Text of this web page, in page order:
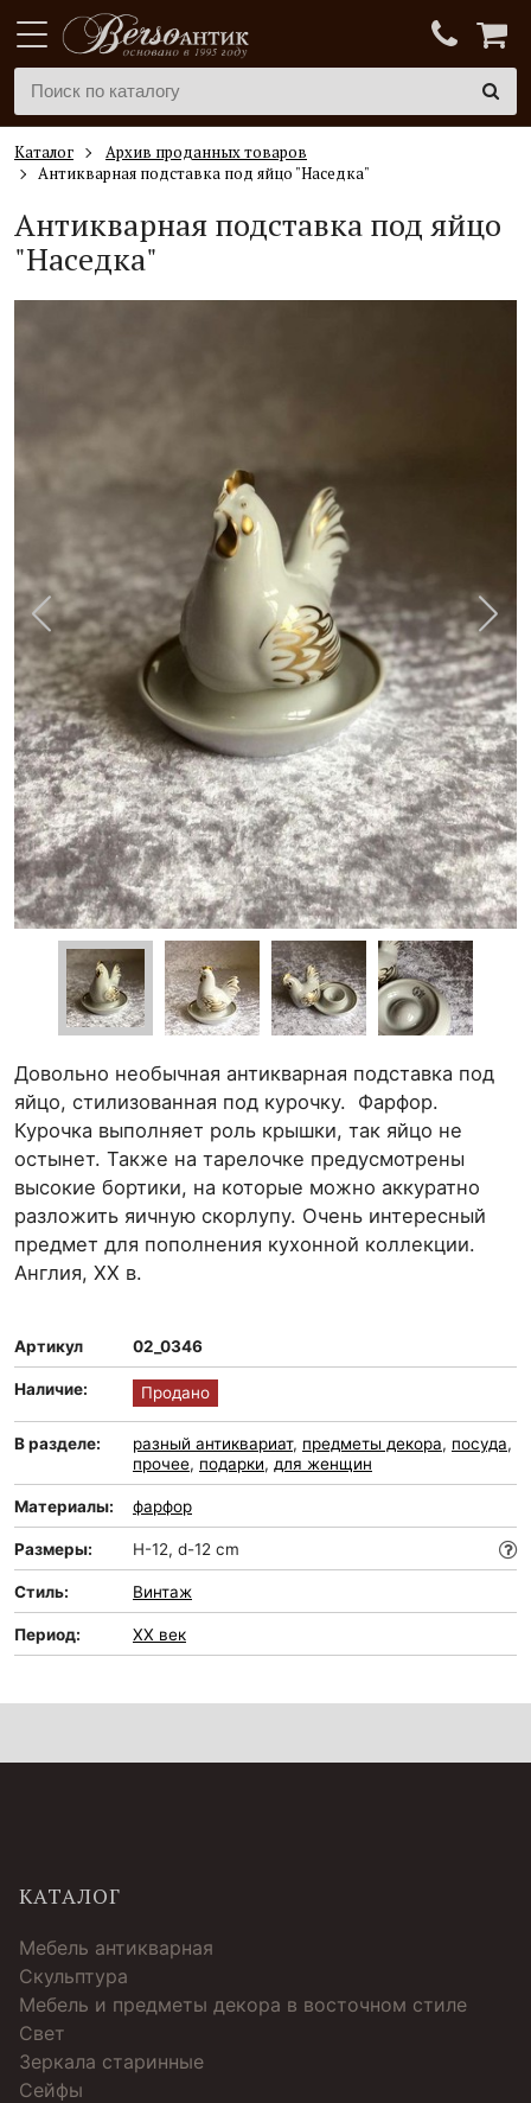
Каталог
Архив проданных товаров
Антикварная подставка под яйцо "Наседка"
Антикварная подставка под яйцо
"Наседка"
Довольно необычная антикварная подставка под
яйцо, стилизованная под курочку. Фарфор.
Курочка выполняет роль крышки, так яйцо не
остынет. Также на тарелочке предусмотрены
высокие бортики, на которые можно аккуратно
разложить яичную скорлупу. Очень интересный
предмет для пополнения кухонной коллекции.
Англия, ХХ в.
Артикул 02_0346
Наличие: Продано
В разделе: разный антиквариат, предметы декора, посуда,
прочее, подарки, для женщин
Материалы: фарфор
Размеры: H-12, d-12 cm
Стиль: Винтаж
Период: XX век
КАТАЛОГ
Мебель антикварная
Скульптура
Мебель и предметы декора в восточном стиле
Свет
Зеркала старинные
Cейфы